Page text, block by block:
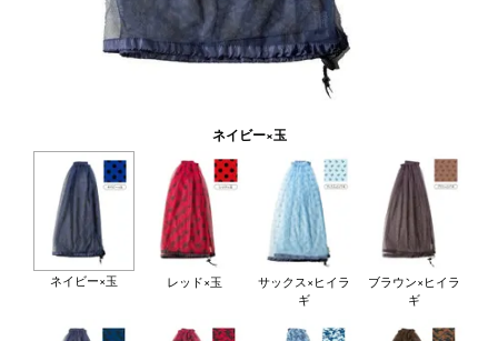
ネイビー×玉
ネイビー×玉 レッド×玉
サックス×ヒイラ
ギ
ブラウン×ヒイラ
ギ